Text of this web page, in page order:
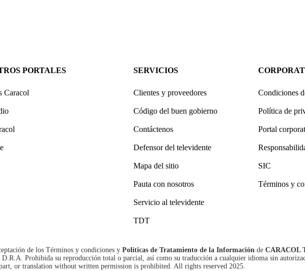
PORTALES
Caracol
SERVICIOS
Clientes y proveedores
Código del buen gobierno
Contáctenos
Defensor del televidente
Mapa del sitio
Pauta con nosotros
Servicio al televidente
TDT
Condiciones
Política de
Portal
SIC
Términos y
de los Términos y condiciones y Políticas de Tratamiento de la Información de CARACOL
D.R.A. Prohibida su reproducción total o parcial, así como su traducción a cualquier idioma sin
or translation without written permission is prohibited. All rights reserved 2025.